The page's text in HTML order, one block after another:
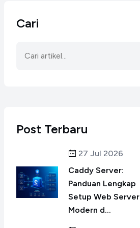
Cari
Post Terbaru
27 Jul 2026
Caddy Server:
Panduan Lengkap
Setup Web Server
Modern d...